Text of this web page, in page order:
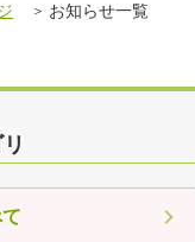
お知らせ一覧